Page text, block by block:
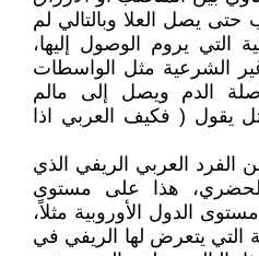
يصل العلا وبالتالي لم
يروم الوصول إليها،
الشرعية مثل الواسطات
صلة الدم ويصل إلى مالم
يقول ( فكيف العربي اذا
الفرد العربي الريفي الذي
الحضري، هذا على مستوى
الدول الأوروبية مثلاً،
التي يتعرض لها الريفي في